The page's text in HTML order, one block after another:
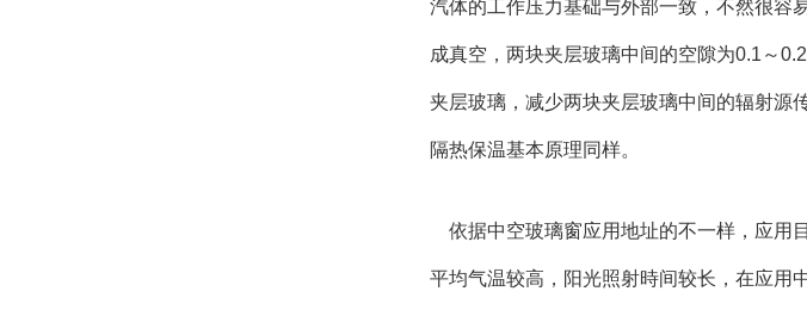
汽体的工作压力基础与外部一致，不然很容
成真空，两块夹层玻璃中间的空隙为0.1～
夹层玻璃，减少两块夹层玻璃中间的辐射源
隔热保温基本原理同样。
依据中空玻璃窗应用地址的不一样，应用
平均气温较高，阳光照射時间较长，在应用